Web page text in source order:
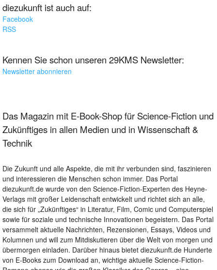
diezukunft ist auch auf:
Facebook
RSS
Kennen Sie schon unseren 29KMS Newsletter:
Newsletter abonnieren
Das Magazin mit E-Book-Shop für Science-Fiction und
Zukünftiges in allen Medien und in Wissenschaft &
Technik
Die Zukunft und alle Aspekte, die mit ihr verbunden sind, faszinieren
und interessieren die Menschen schon immer. Das Portal
diezukunft.de wurde von den Science-Fiction-Experten des Heyne-
Verlags mit großer Leidenschaft entwickelt und richtet sich an alle,
die sich für „Zukünftiges“ in Literatur, Film, Comic und Computerspiel
sowie für soziale und technische Innovationen begeistern. Das Portal
versammelt aktuelle Nachrichten, Rezensionen, Essays, Videos und
Kolumnen und will zum Mitdiskutieren über die Welt von morgen und
übermorgen einladen. Darüber hinaus bietet diezukunft.de Hunderte
von E-Books zum Download an, wichtige aktuelle Science-Fiction-